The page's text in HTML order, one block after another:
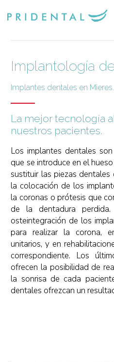
Implantología
Implantes dentales en Mieres.
La mejor tecnología
nuestros pacientes.
Los implantes dentales
que se introduce en el
sustituir las piezas
la colocación de los
la coronas o prótesis que
de la dentadura
osteintegración de los
para realizar la corona,
unitarios, y en
correspondiente. Los
ofrecen la posibilidad de
la sonrisa de cada
dentales ofrezcan un